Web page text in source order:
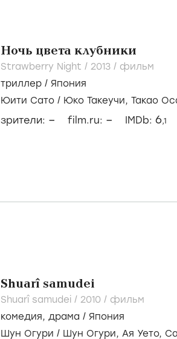
Ночь цвета клубники
Strawberry Night / 2013 / фильм
триллер / Япония
Юити Сато / Юко Такеучи, Такао
зрители: – film.ru: – IMDb: 6,1
Shuarî samudei
Shuarî samudei / 2010 / фильм
комедия, драма / Япония
Шун Огури / Шун Огури, Ая Уето,